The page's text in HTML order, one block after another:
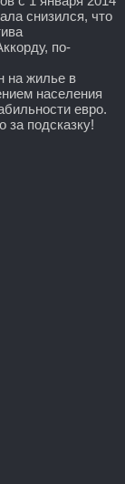
снизился, что
по-
на жилье в
населения
евро.
за подсказку!